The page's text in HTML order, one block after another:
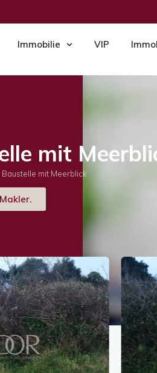
Immobilie VIP
mit
Baustelle mit Meerblick